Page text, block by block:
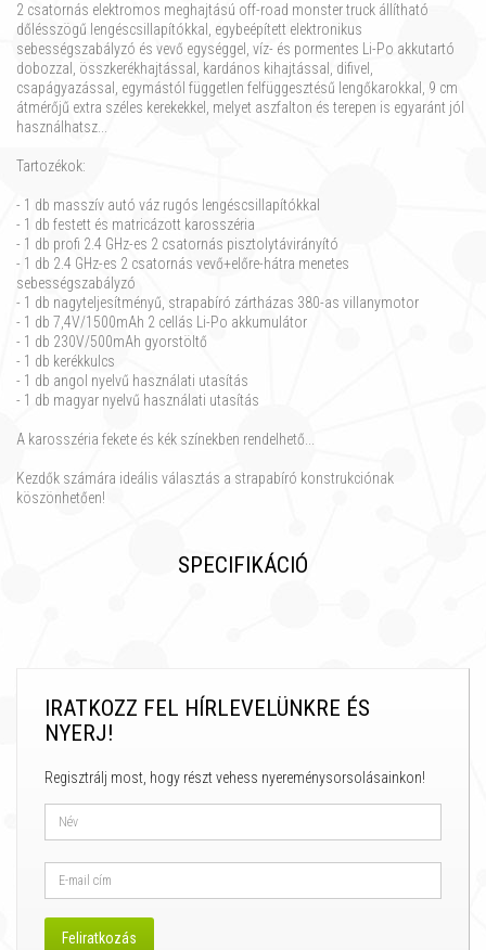
2 csatornás elektromos meghajtású off-road monster truck állítható
dőlésszögű lengéscsillapítókkal, egybeépített elektronikus
sebességszabályzó és vevő egységgel, víz- és pormentes Li-Po akkutartó
dobozzal, összkerékhajtással, kardános kihajtással, difivel,
csapágyazással, egymástól független felfüggesztésű lengőkarokkal, 9 cm
átmérőjű extra széles kerekekkel, melyet aszfalton és terepen is egyaránt jól
használhatsz...
Tartozékok:
- 1 db masszív autó váz rugós lengéscsillapítókkal
- 1 db festett és matricázott karosszéria
- 1 db profi 2.4 GHz-es 2 csatornás pisztolytávirányító
- 1 db 2.4 GHz-es 2 csatornás vevő+előre-hátra menetes
sebességszabályzó
- 1 db nagyteljesítményű, strapabíró zártházas 380-as villanymotor
- 1 db 7,4V/1500mAh 2 cellás Li-Po akkumulátor
- 1 db 230V/500mAh gyorstöltő
- 1 db kerékkulcs
- 1 db angol nyelvű használati utasítás
- 1 db magyar nyelvű használati utasítás
A karosszéria fekete és kék színekben rendelhető...
Kezdők számára ideális választás a strapabíró konstrukciónak
köszönhetően!
SPECIFIKÁCIÓ
IRATKOZZ FEL HÍRLEVELÜNKRE ÉS
NYERJ!
Regisztrálj most, hogy részt vehess nyereménysorsolásainkon!